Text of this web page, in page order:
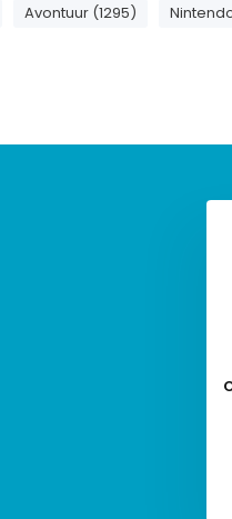
Avontuur (1295)